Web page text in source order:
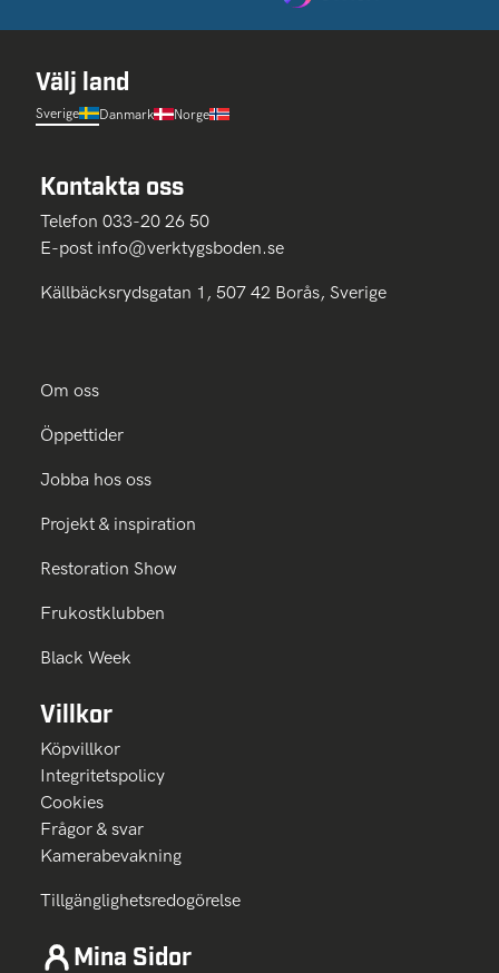
Välj land
Sverige Danmark Norge
Kontakta oss
Telefon 033-20 26 50
E-post info@verktygsboden.se
Källbäcksrydsgatan 1, 507 42 Borås, Sverige
Om oss
Öppettider
Jobba hos oss
Projekt & inspiration
Restoration Show
Frukostklubben
Black Week
Villkor
Köpvillkor
Integritetspolicy
Cookies
Frågor & svar
Kamerabevakning
Tillgänglighetsredogörelse
Mina Sidor